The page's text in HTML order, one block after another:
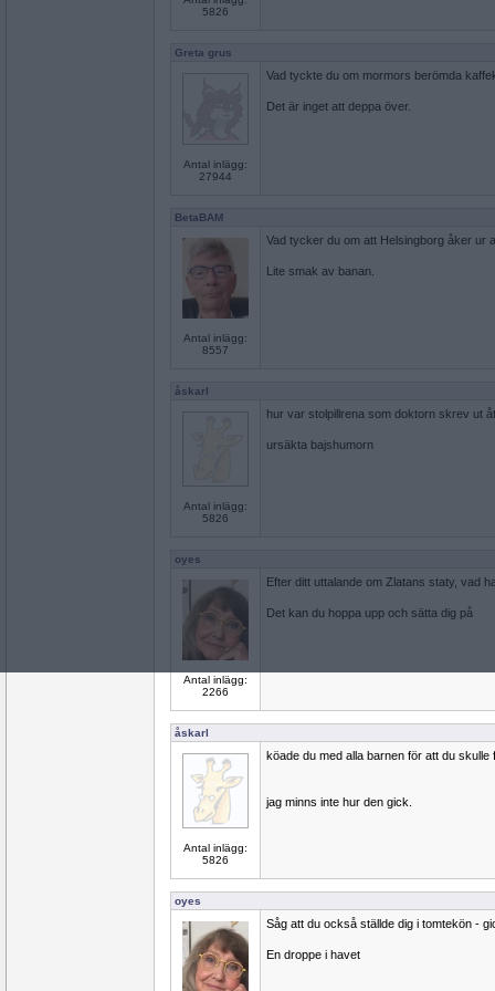
5826
Greta grus
Antal inlägg:
27944
Vad tyckte du om mormors berömda
Det är inget att deppa över.
BetaBAM
Antal inlägg:
8557
Vad tycker du om att Helsingborg åker ur
Lite smak av banan.
åskarl
Antal inlägg:
5826
hur var stolpillrena som doktorn skrev ut
ursäkta bajshumorn
oyes
Antal inlägg:
2266
Efter ditt uttalande om Zlatans staty, vad
Det kan du hoppa upp och sätta dig på
åskarl
Antal inlägg:
5826
köade du med alla barnen för att du skulle
jag minns inte hur den gick.
oyes
Såg att du också ställde dig i tomtekön -
En droppe i havet